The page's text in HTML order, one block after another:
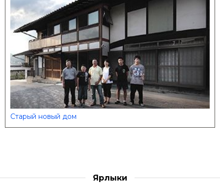
Старый новый дом
Ярлыки